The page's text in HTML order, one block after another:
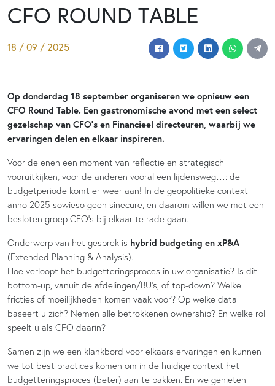
CFO ROUND TABLE
18 / 09 / 2025
Op donderdag 18 september organiseren we opnieuw een
CFO Round Table. Een gastronomische avond met een select
gezelschap van CFO’s en Financieel directeuren, waarbij we
ervaringen delen en elkaar inspireren.
Voor de enen een moment van reflectie en strategisch
vooruitkijken, voor de anderen vooral een lijdensweg…: de
budgetperiode komt er weer aan! In de geopolitieke context
anno 2025 sowieso geen sinecure, en daarom willen we met een
besloten groep CFO’s bij elkaar te rade gaan.
Onderwerp van het gesprek is hybrid budgeting en xP&A
(Extended Planning & Analysis).
Hoe verloopt het budgetteringsproces in uw organisatie? Is dit
bottom-up, vanuit de afdelingen/BU’s, of top-down? Welke
fricties of moeilijkheden komen vaak voor? Op welke data
baseert u zich? Nemen alle betrokkenen ownership? En welke rol
speelt u als CFO daarin?
Samen zijn we een klankbord voor elkaars ervaringen en kunnen
we tot best practices komen om in de huidige context het
budgetteringsproces (beter) aan te pakken. En we genieten